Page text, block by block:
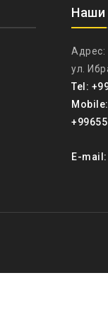
Наши
Адрес:
ул.
Tel:
E-